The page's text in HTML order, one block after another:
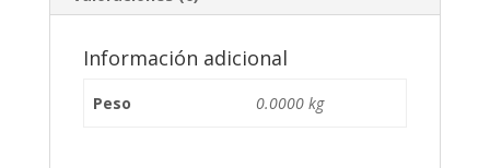
Información adicional
Peso 0.0000 kg